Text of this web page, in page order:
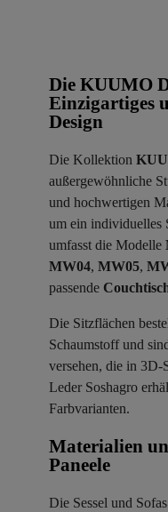
Die KUUMO
Einzigartiges
Design
Die Kollektion
außergewöhnliche
und hochwertigen
um ein individuelles
umfasst die Modelle
MW04, MW05,
passende
Die Sitzflächen
Schaumstoff und
versehen, die in 3D-
Leder Soshagro
Farbvarianten.
Materialien
Paneele ​
Die Sessel und